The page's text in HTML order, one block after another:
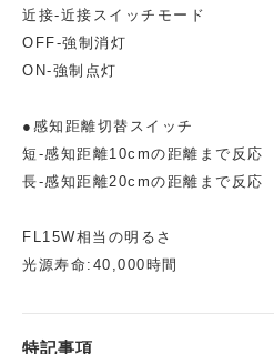
近接-近接スイッチモード
OFF-強制消灯
ON-強制点灯
●感知距離切替スイッチ
短-感知距離10cmの距離まで反応
長-感知距離20cmの距離まで反応
FL15W相当の明るさ
光源寿命:40,000時間
特記事項